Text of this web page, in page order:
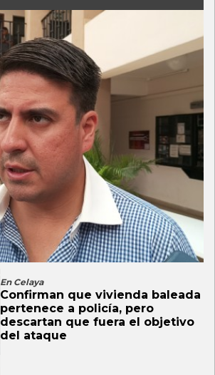
En Celaya
Confirman que vivienda baleada
pertenece a policía, pero
descartan que fuera el objetivo
del ataque